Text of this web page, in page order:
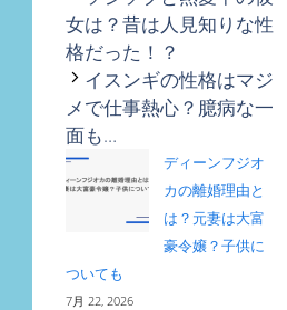
ゴ
リ
ー
女は？昔は人見知りな性
格だった！？
イスンギの性格はマジ
メで仕事熱心？臆病な一
面も…
ディーンフジオ
カの離婚理由と
は？元妻は大富
豪令嬢？子供に
ついても
7月 22, 2026